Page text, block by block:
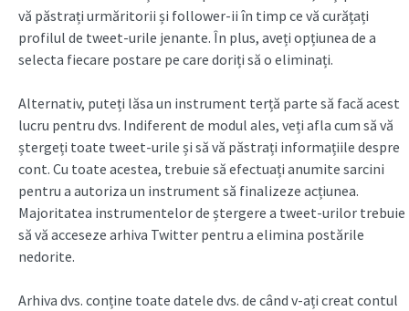
vă păstrați urmăritorii și follower-ii în timp ce vă curățați
profilul de tweet-urile jenante. În plus, aveți opțiunea de a
selecta fiecare postare pe care doriți să o eliminați.
Alternativ, puteți lăsa un instrument terță parte să facă acest
lucru pentru dvs. Indiferent de modul ales, veți afla cum să vă
ștergeți toate tweet-urile și să vă păstrați informațiile despre
cont. Cu toate acestea, trebuie să efectuați anumite sarcini
pentru a autoriza un instrument să finalizeze acțiunea.
Majoritatea instrumentelor de ștergere a tweet-urilor trebuie
să vă acceseze arhiva Twitter pentru a elimina postările
nedorite.
Arhiva dvs. conține toate datele dvs. de când v-ați creat contul